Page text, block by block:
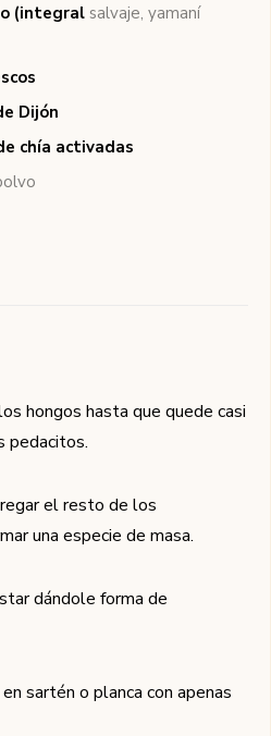
(integral salvaje, yamaní
Dijón
chía activadas
hongos hasta que quede casi
pedacitos.
el resto de los
una especie de masa.
dándole forma de
sartén o planca con apenas